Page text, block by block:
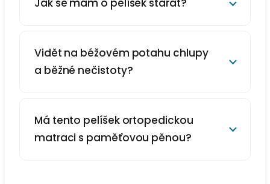
Jak se mám o pelíšek starat?
Vidět na béžovém potahu chlupy
a běžné nečistoty?
Má tento pelíšek ortopedickou
matraci s paměťovou pěnou?